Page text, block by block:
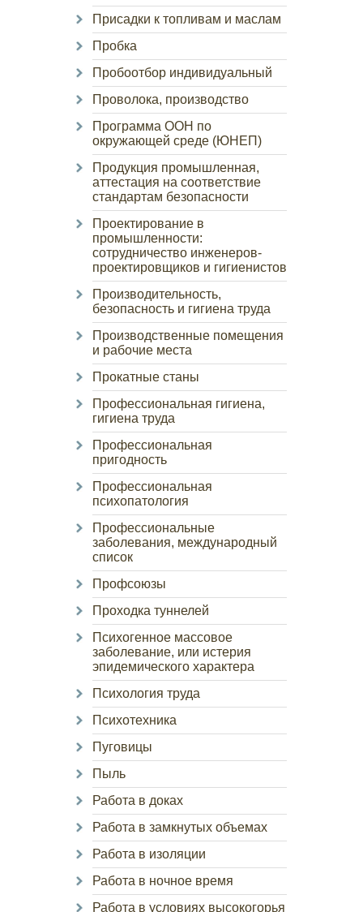
Присадки к топливам и маслам
Пробка
Пробоотбор индивидуальный
Проволока, производство
Программа ООН по
окружающей среде (ЮНЕП)
Продукция промышленная,
аттестация на соответствие
стандартам безопасности
Проектирование в
промышленности:
сотрудничество инженеров-
проектировщиков и гигиенистов
Производительность,
безопасность и гигиена труда
Производственные помещения
и рабочие места
Прокатные станы
Профессиональная гигиена,
гигиена труда
Профессиональная
пригодность
Профессиональная
психопатология
Профессиональные
заболевания, международный
список
Профсоюзы
Проходка туннелей
Психогенное массовое
заболевание, или истерия
эпидемического характера
Психология труда
Психотехника
Пуговицы
Пыль
Работа в доках
Работа в замкнутых объемах
Работа в изоляции
Работа в ночное время
Работа в условиях высокогорья